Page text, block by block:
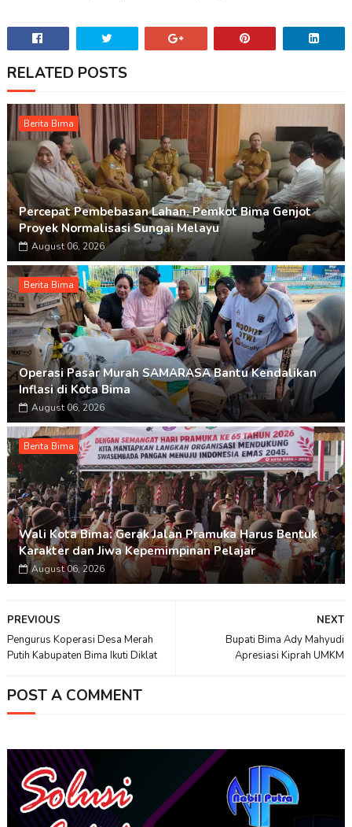
RELATED POSTS
Berita Bima
Percepat Pembebasan Lahan, Pemkot Bima Genjot
Proyek Normalisasi Sungai Melayu
August 06, 2026
Berita Bima
Operasi Pasar Murah SAMARASA Bantu Kendalikan
Inflasi di Kota Bima
August 06, 2026
Berita Bima
Wali Kota Bima: Gerak Jalan Pramuka Harus Bentuk
Karakter dan Jiwa Kepemimpinan Pelajar
August 06, 2026
NEXT
Bupati Bima Ady Mahyudi
Apresiasi Kiprah UMKM
PREVIOUS
Pengurus Koperasi Desa Merah
Putih Kabupaten Bima Ikuti Diklat
POST A COMMENT